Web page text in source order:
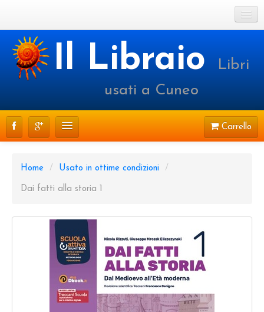
Cookie Policy
Login o registrati
Il LibraioLibri
usati a Cuneo
Carrello
PRENOTAZIONI
CONTATTI
Home / Usato in ottime condizioni /
Dai fatti alla storia 1